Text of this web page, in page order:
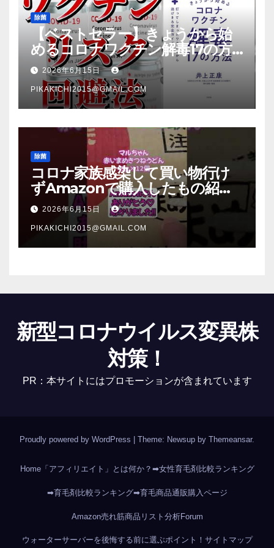
除菌
【ベストセラー】きょうから始
めるコロナワクチン解毒17の方
法【本要約】
2026年6月15日
PIKAKICHI2015@GMAIL.COM
除菌
コロナ家族感染して買い物行け
ずAmazonで購入したもの紹
介 #Shorts
2026年6月15日
PIKAKICHI2015@GMAIL.COM
新型コロナウイルス変異株
対策！
PR：本サイトにはプロモーションが含まれています
Proudly powered by WordPress | Theme: Newsup by Themeansar.
Home「アフィリエイト」とは何か？ ➡女性育毛剤比較ランキング
➡育毛剤比較ランキング➡育毛商品通販購入ページ
Amazon売れ筋商品リスト分析Forum
ウォーターサーバーを後悔する前に選ぶポイント！ サイトマップ